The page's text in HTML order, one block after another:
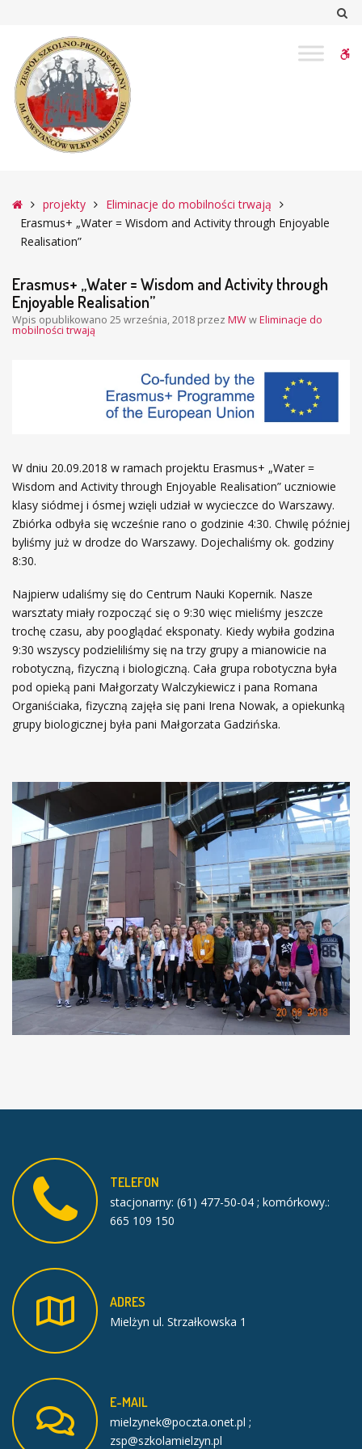
Wisdom
and
Activity
through
Głównaprojekty
Eliminacje do mobilności trwają
Erasmus+ „Water = Wisdom and Activity through Enjoyable
Realisation”
Erasmus+ „Water = Wisdom and Activity through
Enjoyable Realisation”
Wpis opublikowano 25 września, 2018 przez MWwEliminacje do
mobilności trwają
W dniu 20.09.2018 w ramach projektu Erasmus+ „Water =
Wisdom and Activity through Enjoyable Realisation” uczniowie
klasy siódmej i ósmej wzięli udział w wycieczce do Warszawy.
Zbiórka odbyła się wcześnie rano o godzinie 4:30. Chwilę później
byliśmy już w drodze do Warszawy. Dojechaliśmy ok. godziny
8:30.
Najpierw udaliśmy się do Centrum Nauki Kopernik. Nasze
warsztaty miały rozpocząć się o 9:30 więc mieliśmy jeszcze
trochę czasu, aby pooglądać eksponaty. Kiedy wybiła godzina
9:30 wszyscy podzieliliśmy się na trzy grupy a mianowicie na
robotyczną, fizyczną i biologiczną. Cała grupa robotyczna była
pod opieką pani Małgorzaty Walczykiewicz i pana Romana
Organiściaka, fizyczną zajęła się pani Irena Nowak, a opiekunką
grupy biologicznej była pani Małgorzata Gadzińska.
TELEFON
stacjonarny: (61) 477-50-04 ; komórkowy.:
665 109 150
ADRES
Mielżyn ul. Strzałkowska 1
E-MAIL
mielzynek@poczta.onet.pl ;
zsp@szkolamielzyn.pl